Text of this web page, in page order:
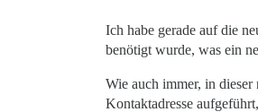
Ich habe gerade auf die
benötigt wurde, was ein
Wie auch immer, in
Kontaktadresse